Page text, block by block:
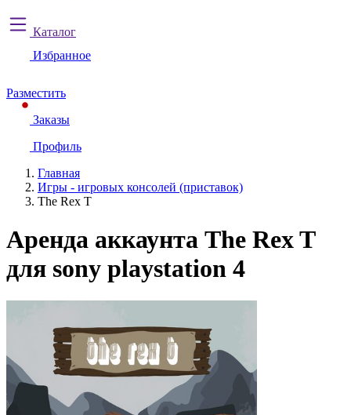
Каталог
Избранное
Разместить
Заказы
Профиль
Главная
Игры - игровых консолей (приставок)
The Rex T
Аренда аккаунта The Rex T
для sony playstation 4